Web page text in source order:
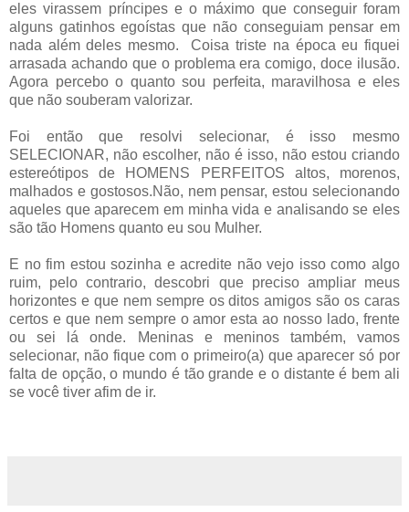
eles virassem príncipes e o máximo que conseguir foram
alguns gatinhos egoístas que não conseguiam pensar em
nada além deles mesmo. Coisa triste na época eu fiquei
arrasada achando que o problema era comigo, doce ilusão.
Agora percebo o quanto sou perfeita, maravilhosa e eles
que não souberam valorizar.
Foi então que resolvi selecionar, é isso mesmo
SELECIONAR, não escolher, não é isso, não estou criando
estereótipos de HOMENS PERFEITOS altos, morenos,
malhados e gostosos.Não, nem pensar, estou selecionando
aqueles que aparecem em minha vida e analisando se eles
são tão Homens quanto eu sou Mulher.
E no fim estou sozinha e acredite não vejo isso como algo
ruim, pelo contrario, descobri que preciso ampliar meus
horizontes e que nem sempre os ditos amigos são os caras
certos e que nem sempre o amor esta ao nosso lado, frente
ou sei lá onde. Meninas e meninos também, vamos
selecionar, não fique com o primeiro(a) que aparecer só por
falta de opção, o mundo é tão grande e o distante é bem ali
se você tiver afim de ir.